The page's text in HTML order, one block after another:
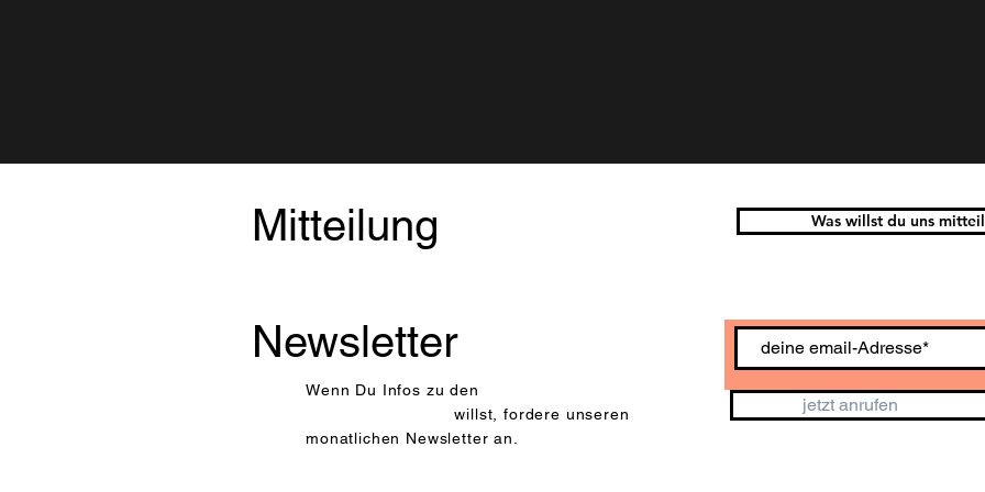
Was willst du uns
Newsletter
Wenn Du Infos zu den
willst, fordere unseren
monatlichen Newsletter an.
jetzt anrufen
Mitteilung